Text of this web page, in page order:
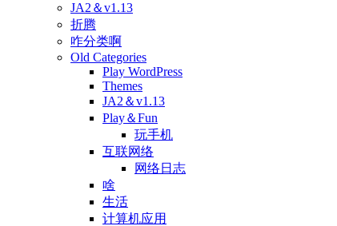
JA2＆v1.13
折腾
咋分类啊
Old Categories
Play WordPress
Themes
JA2＆v1.13
Play＆Fun
玩手机
互联网络
网络日志
啥
生活
计算机应用